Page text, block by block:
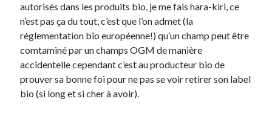
On parle de quoi ?
A Lyon
Bon plan du dimanche
Coup de coeur
Daddy
autorisés dans les produits bio, je me fais hara-kiri, ce
n’est pas ça du tout, c’est que l’on admet (la
réglementation bio européenne!) qu’un champ peut être
comtaminé par un champs OGM de manière
accidentelle cependant c’est au producteur bio de
prouver sa bonne foi pour ne pas se voir retirer son label
bio (si long et si cher à avoir).